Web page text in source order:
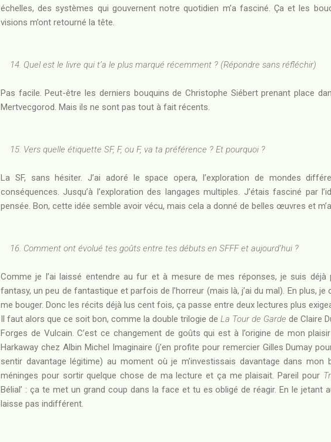
échelles, des systèmes qui gouvernent notre quotidien m’a fasciné. Ça et les
visions m’ont retourné la tête.
14. Quel est le livre qui t’a le plus marqué récemment ? (Répondre sans réfléchir)
Pas facile. Peut-être les derniers bouquins de Christophe Siébert prenant place
Mertvecgorod. Mais ils ne sont pas tout à fait récents.
15. Vers quelle étiquette SF, F, ou F, va ta préférence ? Et pourquoi ?
La SF, sans hésiter. J’ai adoré le space opera, l’exploration de mondes
conséquences. Jusqu’à l’exploration des langages multiples. J’étais fasciné par
pensée. Bon, cette idée semble avoir vécu, mais cela a donné de belles œuvres et
16. Comment ont évolué tes goûts entre tes débuts en SFFF et aujourd’hui ?
Comme je l’ai laissé entendre au fur et à mesure de mes réponses, je suis
fantasy, un peu de fantastique et parfois de l’horreur (mais là, j’ai du mal). En plus,
me bouger. Donc les récits déjà lus cent fois, ça passe entre deux lectures plus
Il faut alors que ce soit bon, comme la double trilogie de La Tour de Garde de Claire
Forges de Vulcain. C’est ce changement de goûts qui est à l’origine de mon
Harkaway chez Albin Michel Imaginaire (j’en profite pour remercier Gilles Dumay
sentir davantage légitime) au moment où je m’investissais davantage dans mon
méninges pour sortir quelque chose de ma lecture et ça me plaisait. Pareil pour
Bélial’ : ça te met un grand coup dans la face et tu es obligé de réagir. En le jetant
laisse pas indifférent.